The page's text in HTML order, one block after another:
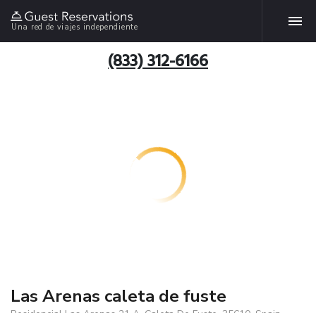
Una red de viajes independiente
(833) 312-6166
Las Arenas caleta de fuste